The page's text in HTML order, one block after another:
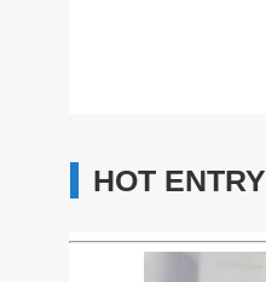
HOT ENTRY